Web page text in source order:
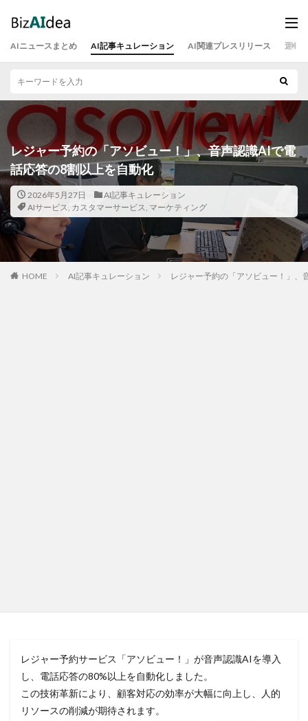
AIニュースまとめ AI記事キュレーション AI関連プレスリリース 運営
レジャー予約の「アソビュー！」、音声認識AIで電
話応答の8割以上を自動化
2026年5月27日
AI記事キュレーション
AIサービス, カスタマーサービス, マーケティング
HOME AI記事キュレーション レジャー予約の「アソビュー！」、
レジャー予約サービス「アソビュー！」が音声認識AIを導入
し、電話応答の80%以上を自動化しました。
この技術革新により、顧客対応の効率が大幅に向上し、人的
リソースの削減が期待されます。